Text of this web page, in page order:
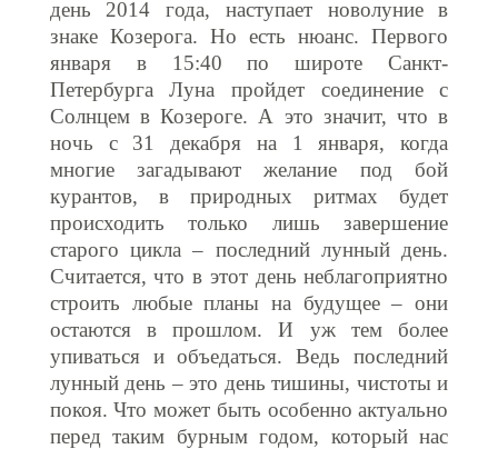
день 2014 года, наступает новолуние в
знаке Козерога. Но есть нюанс. Первого
января в 15:40 по широте Санкт-
Петербурга Луна пройдет соединение с
Солнцем в Козероге. А это значит, что в
ночь с 31 декабря на 1 января, когда
многие загадывают желание под бой
курантов, в природных ритмах будет
происходить только лишь завершение
старого цикла – последний лунный день.
Считается, что в этот день неблагоприятно
строить любые планы на будущее – они
остаются в прошлом. И уж тем более
упиваться и объедаться. Ведь последний
лунный день – это день тишины, чистоты и
покоя. Что может быть особенно актуально
перед таким бурным годом, который нас